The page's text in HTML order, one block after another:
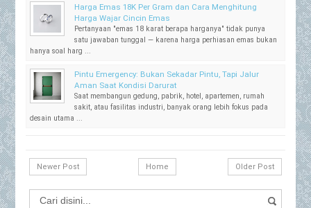
Harga Emas 18K Per Gram dan Cara Menghitung
Harga Wajar Cincin Emas
Pertanyaan "emas 18 karat berapa harganya" tidak punya
satu jawaban tunggal — karena harga perhiasan emas bukan
hanya soal harg ...
Pintu Emergency: Bukan Sekadar Pintu, Tapi Jalur
Aman Saat Kondisi Darurat
Saat membangun gedung, pabrik, hotel, apartemen, rumah
sakit, atau fasilitas industri, banyak orang lebih fokus pada
desain utama ...
Newer Post Older Post
Home